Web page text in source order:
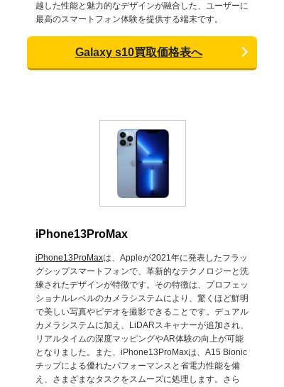
越した性能と魅力的なデザインが融合した、ユーザーに
最高のスマートフォン体験を提供する端末です。
Galaxy s10買取価格表へ
iPhone13ProMax
iPhone13ProMaxは、Appleが2021年に発表したフラッ
グシップスマートフォンで、革新的なテクノロジーと洗
練されたデザインが特徴です。その特徴は、プロフェッ
ショナルレベルのカメラシステムにより、驚くほど鮮明
で美しい写真やビデオを撮影できることです。デュアル
カメラシステムに加え、LiDARスキャナーが追加され、
リアルタイムの深度マッピングやAR体験の向上が可能
となりました。また、iPhone13ProMaxは、A15 Bionic
チップによる優れたパフォーマンスと省電力性能を備
え、さまざまなタスクをスムーズに処理します。さら